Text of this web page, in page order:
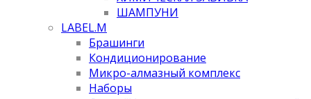
ШАМПУНИ
LABEL.M
Брашинги
Кондиционирование
Микро-алмазный комплекс
Наборы